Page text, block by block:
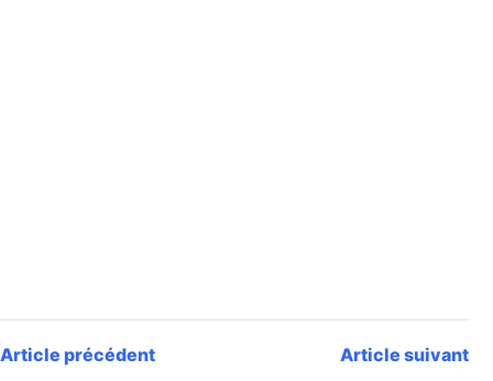
Article précédent Article suivant